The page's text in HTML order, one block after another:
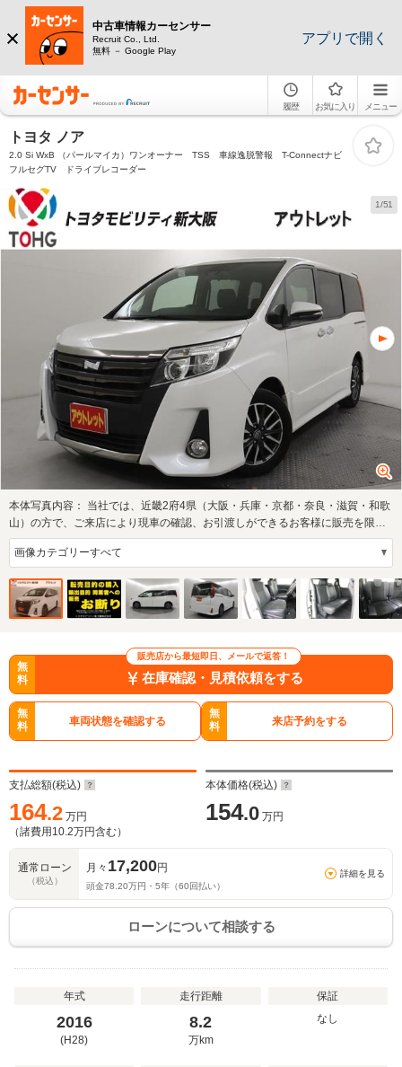
中古車情報カーセンサー
Recruit Co., Ltd.
無料 － Google Play
アプリで開く
履歴 お気に入り メニュー
トヨタ ノア
2.0 Si WxB （パールマイカ）ワンオーナー TSS 車線逸脱警報 T-Connectナビ
フルセグTV ドライブレコーダー
1/51
本体写真内容： 当社では、近畿2府4県（大阪・兵庫・京都・奈良・滋賀・和歌
山）の方で、ご来店により現車の確認、お引渡しができるお客様に販売を限ら
せて頂きま…
販売店から最短即日、メールで返答！
無
料
在庫確認・見積依頼をする
無
料
車両状態を確認する
無
料
来店予約をする
支払総額(税込)
164.2 万円
（諸費用 10.2万円含む）
本体価格(税込)
154.0 万円
通常ローン
（税込）
月々 17,200円
頭金78.20万円・ 5年（60 回払い）
詳細を見る
ローンについて相談する
年式
2016
(H28)
走行距離
8.2
万km
保証
なし